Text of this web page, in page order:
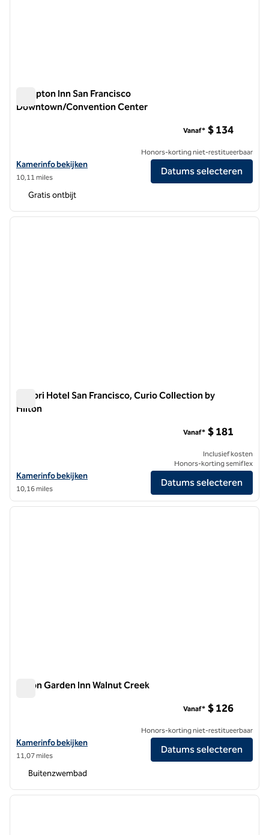
Hampton Inn San Francisco
Downtown/Convention Center
Bekijk hoteldetails voor Hampton Inn San Francisco Downtown/
Kamerinfo bekijken
10,11 miles
Vanaf* $ 134
Honors-korting niet-restitueerbaar
Datums selecteren
Gratis ontbijt
1 van 12
Timbri Hotel San Francisco, Curio Collection by
Hilton
Bekijk hoteldetails voor Timbri Hotel San Francisco, Curio Collection
Kamerinfo bekijken
10,16 miles
Vanaf* $ 181
Inclusief kosten
Honors-korting semiflex
Datums selecteren
1/12
1 van 12
Hilton Garden Inn Walnut Creek
Bekijk hoteldetails voor Hilton Garden Inn Walnut Creek
Kamerinfo bekijken
11,07 miles
Vanaf* $ 126
Honors-korting niet-restitueerbaar
Datums selecteren
Buitenzwembad
1 van 12